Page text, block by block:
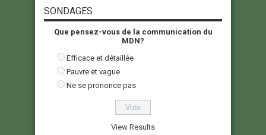
SONDAGES
Que pensez-vous de la communication du
MDN?
Efficace et détaillée
Pauvre et vague
Ne se prononce pas
View Results